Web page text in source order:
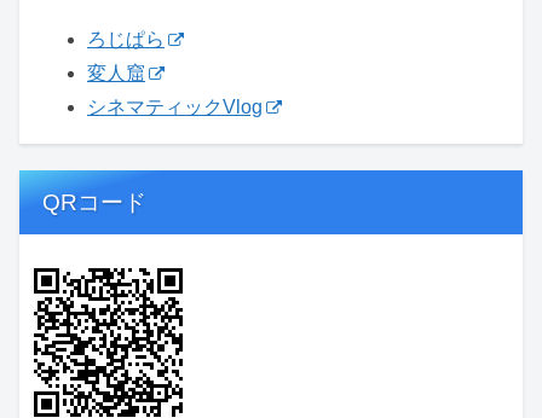
ろじぱら
変人窟
シネマティックVlog
QRコード